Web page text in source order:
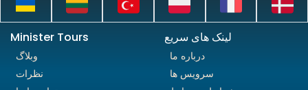
لینک های سریع
درباره ما
سرویس ها
Minister Tours
وبلاگ
نظرات